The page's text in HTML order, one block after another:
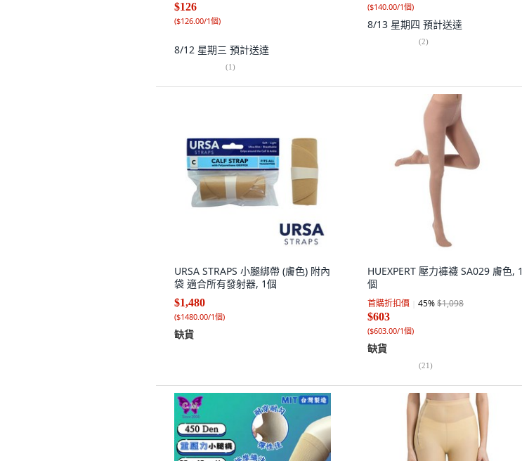
$126
($126.00/1個)
8/12 星期三 預計送達
(1)
($140.00/1個)
8/13 星期四 預計送達
(2)
URSA STRAPS 小腿綁帶 (膚色) 附內
袋 適合所有發射器, 1個
$1,480
($1480.00/1個)
缺貨
HUEXPERT 壓力褲襪 SA029 膚色, 1
個
首購折扣價 45%$1,098
$603
($603.00/1個)
缺貨
(21)